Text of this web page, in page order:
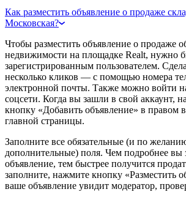
Как разместить объявление о продаже
Московская?
Чтобы разместить объявление о продаже
недвижимости на площадке Realt, нужно
зарегистрированным пользователем.
несколько кликов — с помощью номера
электронной почты. Также можно войти
соцсети. Когда вы зашли в свой аккаунт,
кнопку «Добавить объявление» в правом
главной страницы.
Заполните все обязательные (и по
дополнительные) поля. Чем подробнее вы
объявление, тем быстрее получится
заполните, нажмите кнопку «Разместить
ваше объявление увидит модератор,